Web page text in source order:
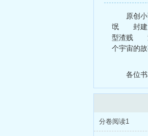
原创
氓 封建大
型渣贱 童
个宇宙的
各位
分卷阅读1